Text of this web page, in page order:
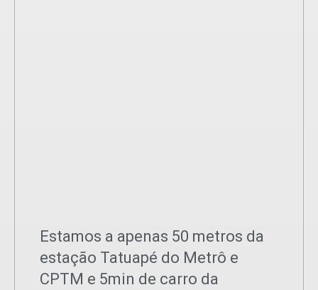
Estamos a apenas 50 metros da
estação Tatuapé do Metrô e
CPTM e 5min de carro da